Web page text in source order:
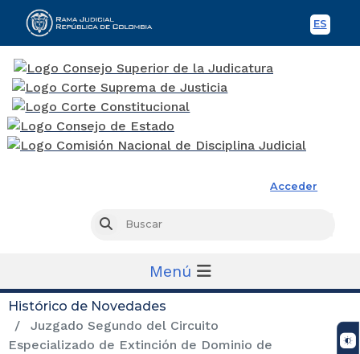
ES
Acceder
Buscar
Menú
Histórico de Novedades
Juzgado Segundo del Circuito
Especializado de Extinción de Dominio de